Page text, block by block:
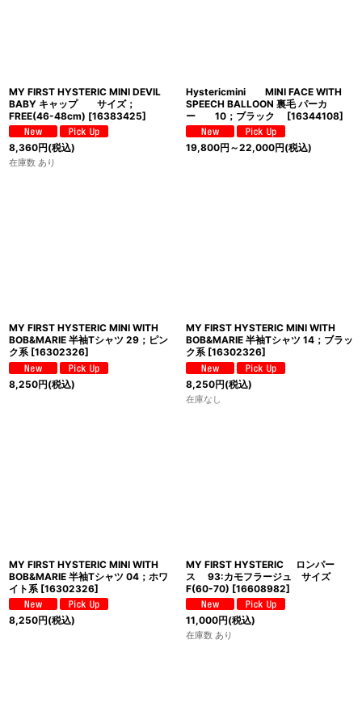
MY FIRST HYSTERIC MINI DEVIL
BABY キャップ サイズ；
FREE(46-48cm) [16383425]
8,360円(税込)
在庫数 あり
Hystericmini MINI FACE WITH
SPEECH BALLOON 裏毛 パーカ
ー 10；ブラック
[16344108]
19,800円 ～22,000円(税込)
MY FIRST HYSTERIC MINI WITH
BOB&MARIE 半袖Tシャツ 29；ピン
ク系 [16302326]
8,250円(税込)
MY FIRST HYSTERIC MINI WITH
BOB&MARIE 半袖Tシャツ 14；ブラッ
ク系 [16302326]
8,250円(税込)
在庫なし
MY FIRST HYSTERIC MINI WITH
BOB&MARIE 半袖Tシャツ 04；ホワ
イト系 [16302326]
8,250円(税込)
MY FIRST HYSTERIC ロンパー
ス 93:カモフラージュ サイズ
F(60-70) [16608982]
11,000円(税込)
在庫数 あり